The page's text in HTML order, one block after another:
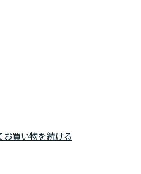
お買い物を続ける